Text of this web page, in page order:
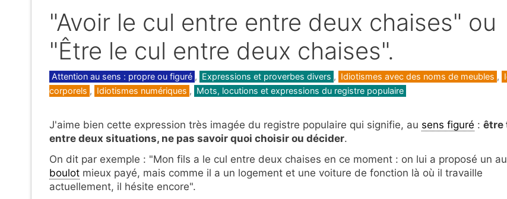
"Avoir le cul entre entre deux chaises" ou
"Être le cul entre deux chaises".
Catégories
Attention au sens : propre ou figuré , Expressions et proverbes divers , Idiotismes avec des noms de meubles ,
corporels , Idiotismes numériques , Mots, locutions et expressions du registre populaire
J'aime bien cette expression très imagée du registre populaire qui signifie, au sens figuré : être
entre deux situations, ne pas savoir quoi choisir ou décider.
On dit par exemple : "Mon fils a le cul entre deux chaises en ce moment : on lui a proposé un
boulot mieux payé, mais comme il a un logement et une voiture de fonction là où il travaille
actuellement, il hésite encore".